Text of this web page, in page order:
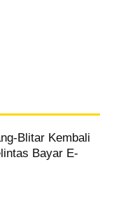
Blitar Kembali
Bayar E-